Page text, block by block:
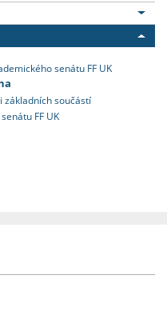
senátu FF UK
základních součástí
FF UK